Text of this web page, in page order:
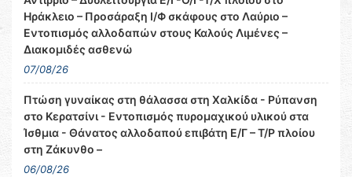
Ηράκλειο – Προσάραξη Ι/Φ σκάφους στο Λαύριο –
Εντοπισμός αλλοδαπών στους Καλούς Λιμένες –
Διακομιδές ασθενώ
07/08/26
Πτώση γυναίκας στη θάλασσα στη Χαλκίδα - Ρύπανση
στο Κερατσίνι - Εντοπισμός πυρομαχικού υλικού στα
Ίσθμια - Θάνατος αλλοδαπού επιβάτη Ε/Γ – Τ/Ρ πλοίου
στη Ζάκυνθο –
06/08/26